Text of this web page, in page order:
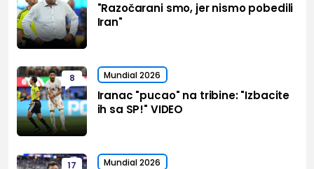
"Razočarani smo, jer nismo pobedili
Iran"
8 Mundial 2026
Iranac "pucao" na tribine: "Izbacite
ih sa SP!" VIDEO
17 Mundial 2026